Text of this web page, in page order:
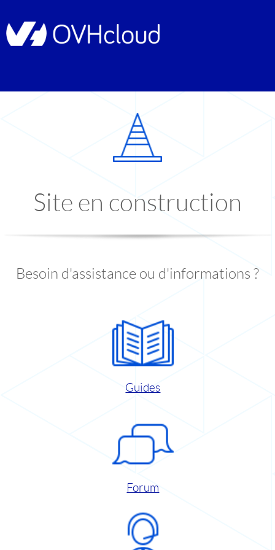
Site en construction
Besoin d'assistance ou d'informations ?
Guides
Forum